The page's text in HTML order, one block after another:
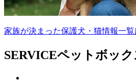
家族が決まった保護犬・猫情報一覧
SERVICEペットボッ